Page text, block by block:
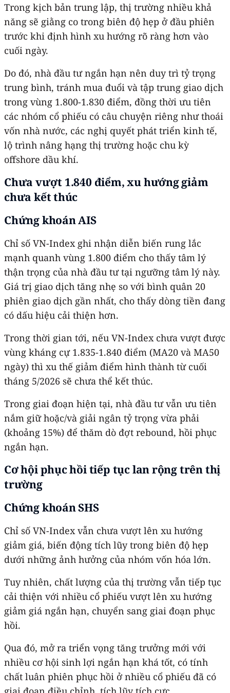
Trong kịch bản trung lập, thị trường nhiều khả
năng sẽ giằng co trong biên độ hẹp ở đầu phiên
trước khi định hình xu hướng rõ ràng hơn vào
cuối ngày.
Do đó, nhà đầu tư ngắn hạn nên duy trì tỷ trọng
trung bình, tránh mua đuổi và tập trung giao dịch
trong vùng 1.800-1.830 điểm, đồng thời ưu tiên
các nhóm cổ phiếu có câu chuyện riêng như thoái
vốn nhà nước, các nghị quyết phát triển kinh tế,
lộ trình nâng hạng thị trường hoặc chu kỳ
offshore dầu khí.
Chưa vượt 1.840 điểm, xu hướng giảm
chưa kết thúc
Chứng khoán AIS
Chỉ số VN-Index ghi nhận diễn biến rung lắc
mạnh quanh vùng 1.800 điểm cho thấy tâm lý
thận trọng của nhà đầu tư tại ngưỡng tâm lý này.
Giá trị giao dịch tăng nhẹ so với bình quân 20
phiên giao dịch gần nhất, cho thấy dòng tiền đang
có dấu hiệu cải thiện hơn.
Trong thời gian tới, nếu VN-Index chưa vượt được
vùng kháng cự 1.835-1.840 điểm (MA20 và MA50
ngày) thì xu thế giảm điểm hình thành từ cuối
tháng 5/2026 sẽ chưa thể kết thúc.
Trong giai đoạn hiện tại, nhà đầu tư vẫn ưu tiên
nắm giữ hoặc/và giải ngân tỷ trọng vừa phải
(khoảng 15%) để thăm dò đợt rebound, hồi phục
ngắn hạn.
Cơ hội phục hồi tiếp tục lan rộng trên thị
trường
Chứng khoán SHS
Chỉ số VN-Index vẫn chưa vượt lên xu hướng
giảm giá, biến động tích lũy trong biên độ hẹp
dưới những ảnh hưởng của nhóm vốn hóa lớn.
Tuy nhiên, chất lượng của thị trường vẫn tiếp tục
cải thiện với nhiều cổ phiếu vượt lên xu hướng
giảm giá ngắn hạn, chuyển sang giai đoạn phục
hồi.
Qua đó, mở ra triển vọng tăng trưởng mới với
nhiều cơ hội sinh lợi ngắn hạn khá tốt, có tính
chất luân phiên phục hồi ở nhiều cổ phiếu đã có